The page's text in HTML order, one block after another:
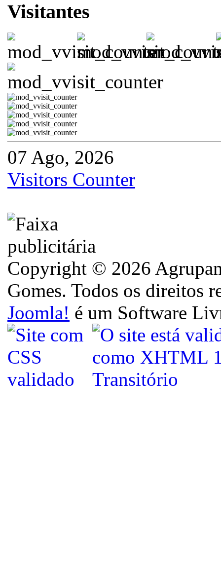
Visitantes
07 Ago, 2026
Visitors Counter
Copyright © 2026
Gomes. Todos os direitos
Joomla! é um Software